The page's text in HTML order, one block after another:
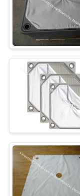
pulsa